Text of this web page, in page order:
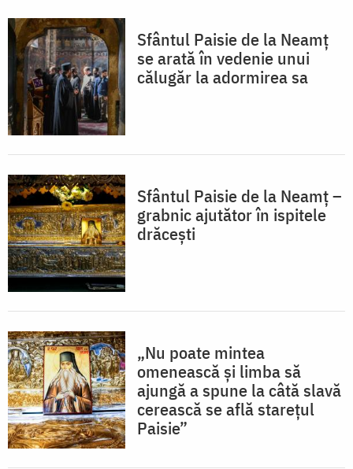
Sfântul Paisie de la Neamț
se arată în vedenie unui
călugăr la adormirea sa
Sfântul Paisie de la Neamț –
grabnic ajutător în ispitele
drăcești
„Nu poate mintea
omenească și limba să
ajungă a spune la câtă slavă
cerească se află starețul
Paisie”